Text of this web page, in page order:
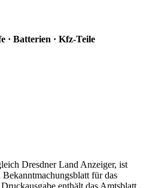
· Batterien · Kfz-Teile
Dresdner Land Anzeiger, ist
für das